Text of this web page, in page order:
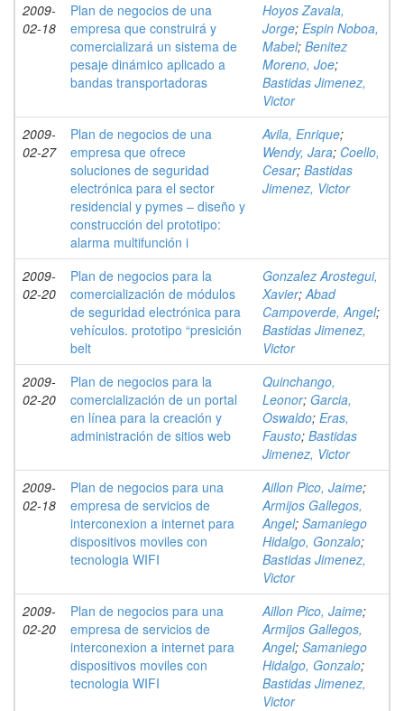
2009-
02-18
Plan de negocios de una
empresa que construirá y
comercializará un sistema de
pesaje dinámico aplicado a
bandas transportadoras
Hoyos Zavala,
Jorge; Espin Noboa,
Mabel; Benitez
Moreno, Joe;
Bastidas Jimenez,
Victor
2009-
02-27
Plan de negocios de una
empresa que ofrece
soluciones de seguridad
electrónica para el sector
residencial y pymes – diseño y
construcción del prototipo:
alarma multifunción i
Avila, Enrique;
Wendy, Jara; Coello,
Cesar; Bastidas
Jimenez, Victor
2009-
02-20
Plan de negocios para la
comercialización de módulos
de seguridad electrónica para
vehículos. prototipo “presición
belt
Gonzalez Arostegui,
Xavier;Abad
Campoverde, Angel;
Bastidas Jimenez,
Victor
2009-
02-20
Plan de negocios para la
comercialización de un portal
en línea para la creación y
administración de sitios web
Quinchango,
Leonor; Garcia,
Oswaldo; Eras,
Fausto; Bastidas
Jimenez, Victor
2009-
02-18
Plan de negocios para una
empresa de servicios de
interconexion a internet para
dispositivos moviles con
tecnologia WIFI
Aillon Pico, Jaime;
Armijos Gallegos,
Angel; Samaniego
Hidalgo, Gonzalo;
Bastidas Jimenez,
Victor
2009-
02-20
Plan de negocios para una
empresa de servicios de
interconexion a internet para
dispositivos moviles con
tecnologia WIFI
Aillon Pico, Jaime;
Armijos Gallegos,
Angel; Samaniego
Hidalgo, Gonzalo;
Bastidas Jimenez,
Victor